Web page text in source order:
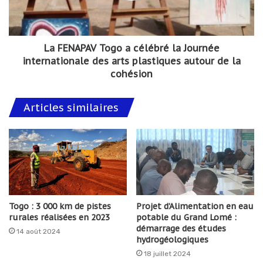
La FENAPAV Togo a célébré la Journée
internationale des arts plastiques autour de la
cohésion
Articles similaires
Togo : 3 000 km de pistes
rurales réalisées en 2023
14 août 2024
Projet d’Alimentation en eau
potable du Grand Lomé :
démarrage des études
hydrogéologiques
18 juillet 2024